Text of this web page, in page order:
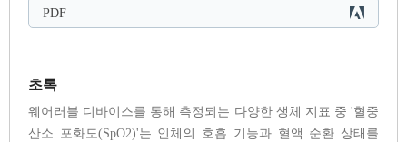
PDF
초록
웨어러블 디바이스를 통해 측정되는 다양한 생체 지표 중 '혈중
산소 포화도(SpO2)'는 인체의 호흡 기능과 혈액 순환 상태를